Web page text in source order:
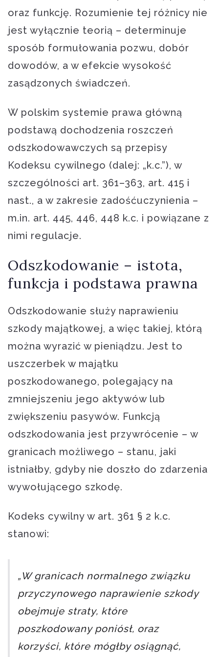
oraz funkcję. Rozumienie tej różnicy nie
jest wyłącznie teorią – determinuje
sposób formułowania pozwu, dobór
dowodów, a w efekcie wysokość
zasądzonych świadczeń.
W polskim systemie prawa główną
podstawą dochodzenia roszczeń
odszkodowawczych są przepisy
Kodeksu cywilnego (dalej: „k.c.”), w
szczególności art. 361–363, art. 415 i
nast., a w zakresie zadośćuczynienia –
m.in. art. 445, 446, 448 k.c. i powiązane z
nimi regulacje.
Odszkodowanie – istota,
funkcja i podstawa prawna
Odszkodowanie służy naprawieniu
szkody majątkowej, a więc takiej, którą
można wyrazić w pieniądzu. Jest to
uszczerbek w majątku
poszkodowanego, polegający na
zmniejszeniu jego aktywów lub
zwiększeniu pasywów. Funkcją
odszkodowania jest przywrócenie – w
granicach możliwego – stanu, jaki
istniałby, gdyby nie doszło do zdarzenia
wywołującego szkodę.
Kodeks cywilny w art. 361 § 2 k.c.
stanowi:
„W granicach normalnego związku
przyczynowego naprawienie szkody
obejmuje straty, które
poszkodowany poniósł, oraz
korzyści, które mógłby osiągnąć,